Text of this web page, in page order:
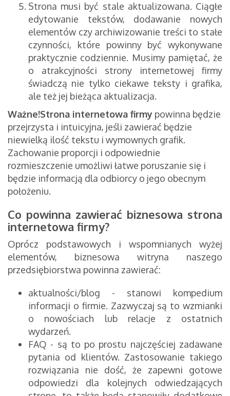
Strona musi być stale aktualizowana. Ciągłe
edytowanie tekstów, dodawanie nowych
elementów czy archiwizowanie treści to stałe
czynności, które powinny być wykonywane
praktycznie codziennie. Musimy pamiętać, że
o atrakcyjności strony internetowej firmy
świadczą nie tylko ciekawe teksty i grafika,
ale też jej bieżąca aktualizacja.
Ważne!Strona internetowa firmy powinna będzie
przejrzysta i intuicyjna, jeśli zawierać będzie
niewielką ilość tekstu i wymownych grafik.
Zachowanie proporcji i odpowiednie
rozmieszczenie umożliwi łatwe poruszanie się i
będzie informacją dla odbiorcy o jego obecnym
położeniu.
Co powinna zawierać biznesowa strona
internetowa firmy?
Oprócz podstawowych i wspomnianych wyżej
elementów, biznesowa witryna naszego
przedsiębiorstwa powinna zawierać:
aktualności/blog - stanowi kompedium
informacji o firmie. Zazwyczaj są to wzmianki
o nowościach lub relacje z ostatnich
wydarzeń.
FAQ - są to po prostu najczęściej zadawane
pytania od klientów. Zastosowanie takiego
rozwiązania nie dość, że zapewni gotowe
odpowiedzi dla kolejnych odwiedzających